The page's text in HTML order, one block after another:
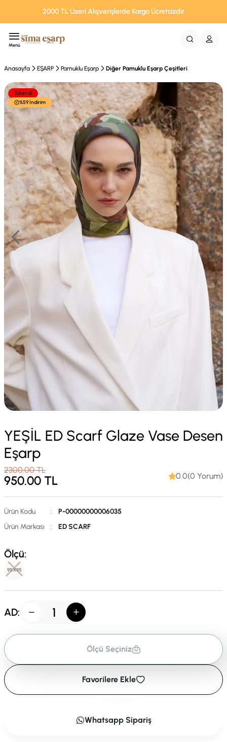
2000 TL Üzeri Alışverişlerde Kargo Ücretsizdir
Menü
Anasayfa EŞARP Pamuklu Eşarp Diğer Pamuklu Eşarp Çeşitleri
Tükendi
%59 İndirim
YEŞİL ED Scarf Glaze Vase Desen
Eşarp
2300.00TL
950.00 TL 0.0(0 Yorum)
Ürün Kodu :
P-00000000006035
Ürün Markası
: ED SCARF
Ölçü:
95X95
AD:
Ölçü Seçiniz
Favorilere Ekle
Whatsapp Sipariş